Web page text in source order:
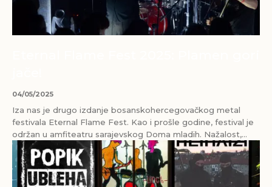
04/05/2025
Iza nas je drugo izdanje bosanskohercegovačkog metal
festivala Eternal Flame Fest. Kao i prošle godine, festival je
održan u amfiteatru sarajevskog Doma mladih. Nažalost,...